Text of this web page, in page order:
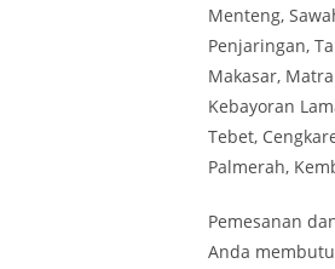
Menteng,
Penjaringan,
Makasar,
Kebayoran
Tebet,
Palmerah,
Pemesanan
Anda